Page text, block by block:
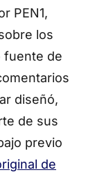
PEN1,
los
fuente de
diseñó,
de sus
previo
de